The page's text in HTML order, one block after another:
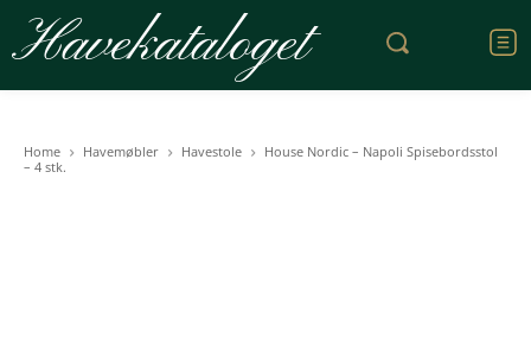
Havekataloget
Home Havemøbler Havestole
House Nordic – Napoli Spisebordsstol
– 4 stk.